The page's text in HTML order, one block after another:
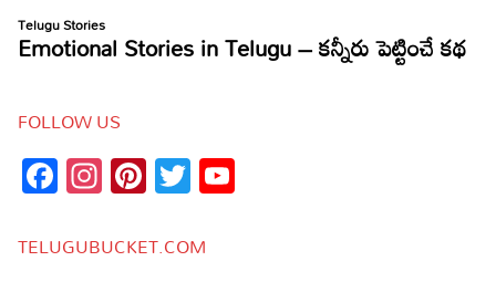
FOLLOW US
Facebook
Instagram
Pinterest
Twitter
TELUGUBUCKET.COM